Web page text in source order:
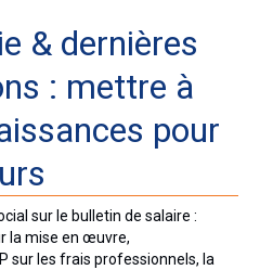
& dernières
: mettre à
pour
sur le bulletin de salaire :
la mise en œuvre,
sur les frais professionnels, la